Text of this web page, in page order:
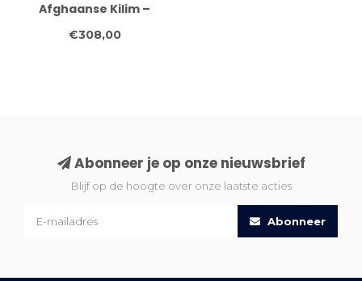
Afghaanse Kilim –
233x83 cm – Tribale Wol
€308,00
Abonneer je op onze nieuwsbrief
Blijf op de hoogte over onze laatste acties
Abonneer